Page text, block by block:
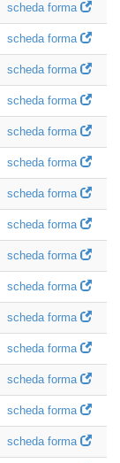
scheda forma
scheda forma
scheda forma
scheda forma
scheda forma
scheda forma
scheda forma
scheda forma
scheda forma
scheda forma
scheda forma
scheda forma
scheda forma
scheda forma
scheda forma